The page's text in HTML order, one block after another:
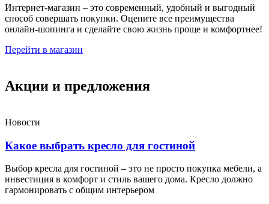
Интернет-магазин – это современный, удобный и выгодный
способ совершать покупки. Оцените все преимущества
онлайн-шопинга и сделайте свою жизнь проще и комфортнее!
Перейти в магазин
Акции и предложения
Новости
Какое выбрать кресло для гостиной
Выбор кресла для гостиной – это не просто покупка мебели, а
инвестиция в комфорт и стиль вашего дома. Кресло должно
гармонировать с общим интерьером